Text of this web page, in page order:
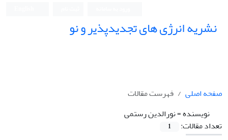
نشریه انرژی های تجدیدپذیر و نو
صفحه اصلی
فهرست مقالات
نویسنده =نورالدین رستمی
تعداد مقالات:
1